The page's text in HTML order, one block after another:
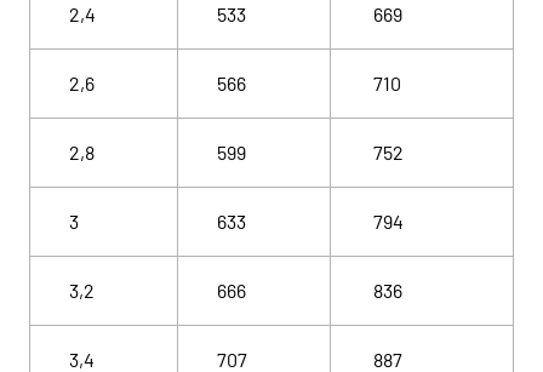
2,4 533 669
2,6 566 710
2,8 599 752
3 633 794
3,2 666 836
3,4 707 887